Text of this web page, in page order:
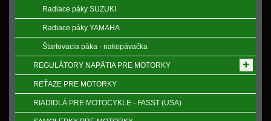
Radiace páky SUZUKI
Radiace páky YAMAHA
Štartovacia páka - nakopávačka
REGULÁTORY NAPӒTIA PRE MOTORKY
REŤAZE PRE MOTORKY
RIADIDLÁ PRE MOTOCYKLE - FASST (USA)